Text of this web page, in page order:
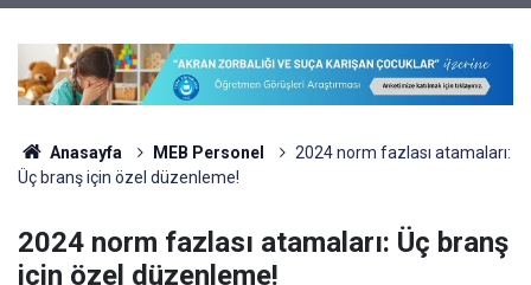
Anasayfa MEB Personel
2024 norm fazlası atamaları:
Üç branş için özel düzenleme!
2024 norm fazlası atamaları: Üç branş
için özel düzenleme!